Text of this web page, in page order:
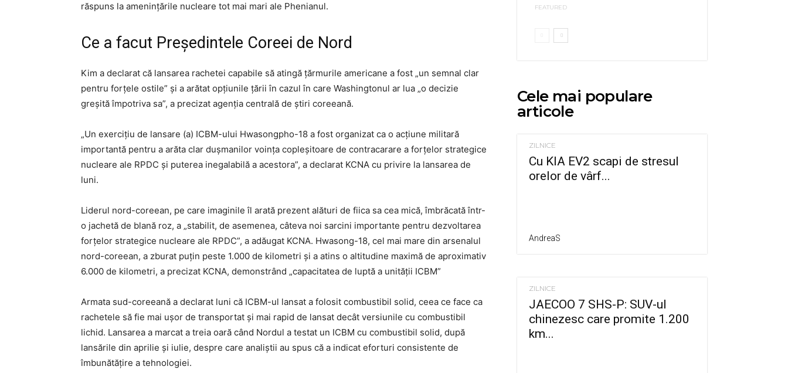
răspuns la ameninţările nucleare tot mai mari ale Phenianul.
Ce a facut Președintele Coreei de Nord
Kim a declarat că lansarea rachetei capabile să atingă ţărmurile americane a fost „un semnal clar
pentru forţele ostile” şi a arătat opţiunile ţării în cazul în care Washingtonul ar lua „o decizie
greşită împotriva sa”, a precizat agenţia centrală de ştiri coreeană.
„Un exerciţiu de lansare (a) ICBM-ului Hwasongpho-18 a fost organizat ca o acţiune militară
importantă pentru a arăta clar duşmanilor voinţa copleşitoare de contracarare a forţelor strategice
nucleare ale RPDC şi puterea inegalabilă a acestora”, a declarat KCNA cu privire la lansarea de
luni.
Liderul nord-coreean, pe care imaginile îl arată prezent alături de fiica sa cea mică, îmbrăcată într-
o jachetă de blană roz, a „stabilit, de asemenea, câteva noi sarcini importante pentru dezvoltarea
forţelor strategice nucleare ale RPDC”, a adăugat KCNA. Hwasong-18, cel mai mare din arsenalul
nord-coreean, a zburat puţin peste 1.000 de kilometri şi a atins o altitudine maximă de aproximativ
6.000 de kilometri, a precizat KCNA, demonstrând „capacitatea de luptă a unităţii ICBM”
Armata sud-coreeană a declarat luni că ICBM-ul lansat a folosit combustibil solid, ceea ce face ca
rachetele să fie mai uşor de transportat şi mai rapid de lansat decât versiunile cu combustibil
lichid. Lansarea a marcat a treia oară când Nordul a testat un ICBM cu combustibil solid, după
lansările din aprilie şi iulie, despre care analiştii au spus că a indicat eforturi consistente de
îmbunătăţire a tehnologiei.
FEATURED
Cele mai populare
articole
ZILNICE
Cu KIA EV2 scapi de stresul
orelor de vârf...
AndreaS
ZILNICE
JAECOO 7 SHS-P: SUV-ul
chinezesc care promite 1.200
km...